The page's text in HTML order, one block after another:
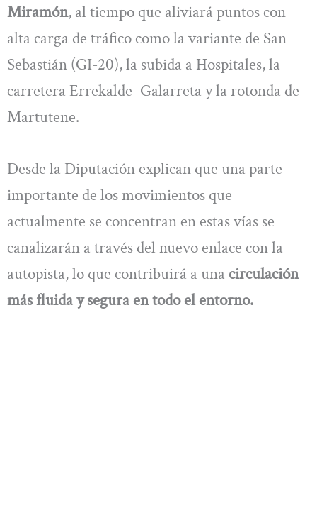
Miramón, al tiempo que aliviará puntos con
alta carga de tráfico como la variante de San
Sebastián (GI-20), la subida a Hospitales, la
carretera Errekalde–Galarreta y la rotonda de
Martutene.
Desde la Diputación explican que una parte
importante de los movimientos que
actualmente se concentran en estas vías se
canalizarán a través del nuevo enlace con la
autopista, lo que contribuirá a una circulación
más fluida y segura en todo el entorno.